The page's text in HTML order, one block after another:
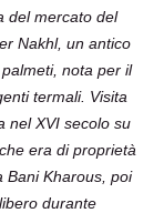
del mercato del
Nakhl, un antico
nota per il
termali. Visita
nel XVI secolo su
era di proprietà
Bani Kharous, poi
durante